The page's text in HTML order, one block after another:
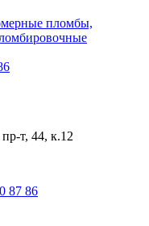
пломбы,
т, 44, к.12
87 86